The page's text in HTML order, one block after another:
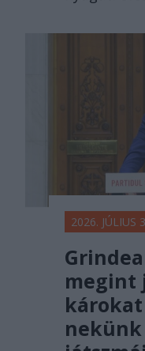
2026. JÚLIUS
megint